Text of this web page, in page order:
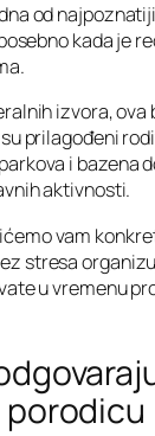
od
kada je
izvora, ova
prilagođeni
i bazena
aktivnosti.
vam
stresa
u vremenu